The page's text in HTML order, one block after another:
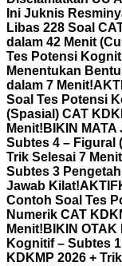
Ini Juknis
Libas 228 Soal
dalam 42 Menit
Tes Potensi
Menentukan
dalam 7 Menit!
Soal Tes Potensi
(Spasial) CAT
Menit! BIKIN
Subtes 4 – Figural
Trik Selesai 7
Subtes 3
Jawab Kilat!
Contoh Soal Tes
Numerik CAT
Menit! BIKIN
Kognitif – Subtes
KDKMP 2026 +